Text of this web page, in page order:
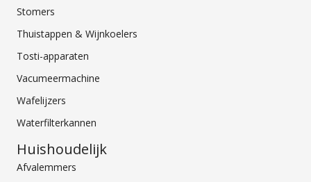
Stomers
Thuistappen & Wijnkoelers
Tosti-apparaten
Vacumeermachine
Wafelijzers
Waterfilterkannen
Huishoudelijk
Afvalemmers